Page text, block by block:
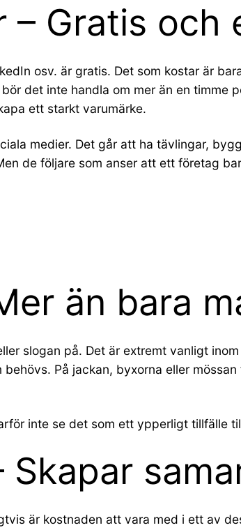
– Gratis
osv. är gratis. Det som kostar är
det inte handla om mer än en
ett starkt varumärke.
medier. Det går att ha tävlingar,
de följare som anser att ett företag
än bara
slogan på. Det är extremt vanligt
På jackan, byxorna eller
inte se det som ett ypperligt tillfälle
Skapar
är kostnaden att vara med i ett av